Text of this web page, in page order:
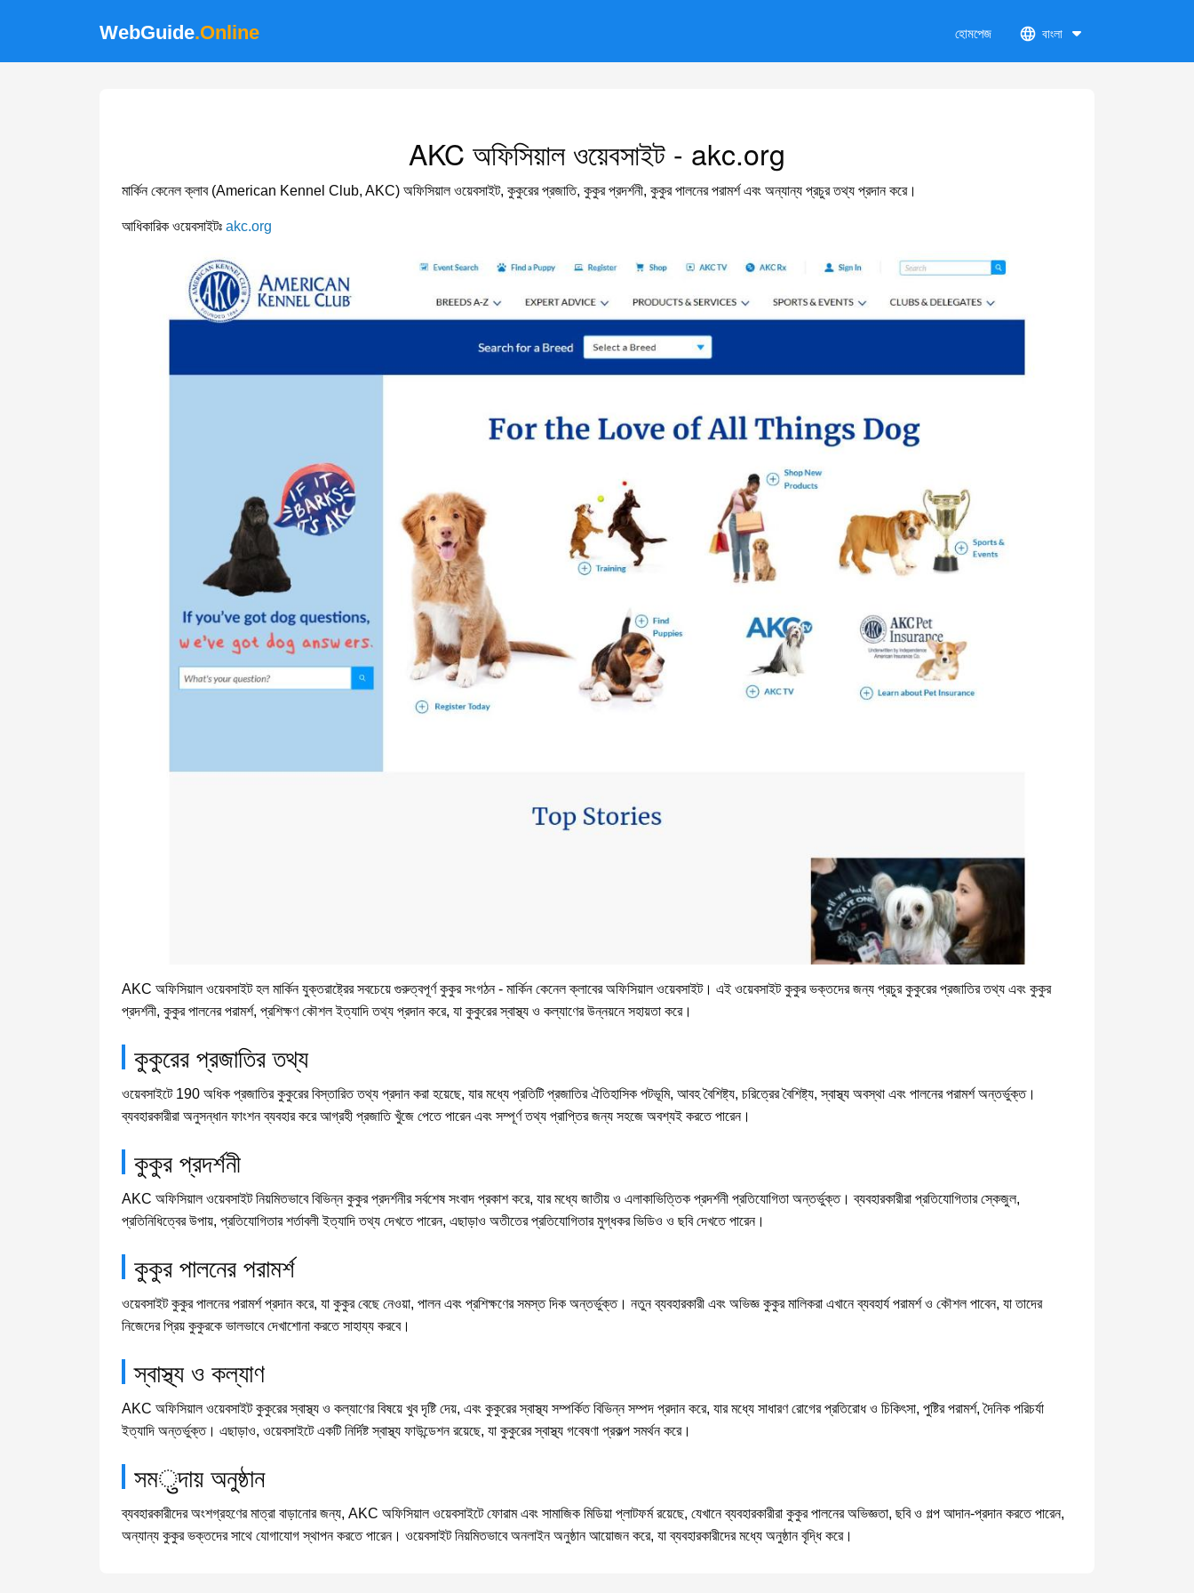
WebGuide.Online হোমপেজ বাংলা
AKC অফিসিয়াল ওয়েবসাইট - akc.org
মার্কিন কেনেল ক্লাব (American Kennel Club, AKC) অফিসিয়াল ওয়েবসাইট, কুকুরের প্রজাতি, কুকুর প্রদর্শনী, কুকুর পালনের পরামর্শ এবং অন্যান্য প্রচুর তথ্য প্রদান করে।
আধিকারিক ওয়েবসাইটঃ akc.org
AKC অফিসিয়াল ওয়েবসাইট হল মার্কিন যুক্তরাষ্ট্রের সবচেয়ে গুরুত্বপূর্ণ কুকুর সংগঠন - মার্কিন কেনেল ক্লাবের অফিসিয়াল ওয়েবসাইট। এই ওয়েবসাইট কুকুর ভক্তদের জন্য প্রচুর কুকুরের প্রজাতির তথ্য এবং কুকুর
প্রদর্শনী, কুকুর পালনের পরামর্শ, প্রশিক্ষণ কৌশল ইত্যাদি তথ্য প্রদান করে, যা কুকুরের স্বাস্থ্য ও কল্যাণের উন্নয়নে সহায়তা করে।
কুকুরের প্রজাতির তথ্য
ওয়েবসাইটে 190 অধিক প্রজাতির কুকুরের বিস্তারিত তথ্য প্রদান করা হয়েছে, যার মধ্যে প্রতিটি প্রজাতির ঐতিহাসিক পটভূমি, আবহ বৈশিষ্ট্য, চরিত্রের বৈশিষ্ট্য, স্বাস্থ্য অবস্থা এবং পালনের পরামর্শ অন্তর্ভুক্ত।
ব্যবহারকারীরা অনুসন্ধান ফাংশন ব্যবহার করে আগ্রহী প্রজাতি খুঁজে পেতে পারেন এবং সম্পূর্ণ তথ্য প্রাপ্তির জন্য সহজে অবশ্যই করতে পারেন।
কুকুর প্রদর্শনী
AKC অফিসিয়াল ওয়েবসাইট নিয়মিতভাবে বিভিন্ন কুকুর প্রদর্শনীর সর্বশেষ সংবাদ প্রকাশ করে, যার মধ্যে জাতীয় ও এলাকাভিত্তিক প্রদর্শনী প্রতিযোগিতা অন্তর্ভুক্ত। ব্যবহারকারীরা প্রতিযোগিতার স্কেজুল,
প্রতিনিধিত্বের উপায়, প্রতিযোগিতার শর্তাবলী ইত্যাদি তথ্য দেখতে পারেন, এছাড়াও অতীতের প্রতিযোগিতার মুগ্ধকর ভিডিও ও ছবি দেখতে পারেন।
কুকুর পালনের পরামর্শ
ওয়েবসাইট কুকুর পালনের পরামর্শ প্রদান করে, যা কুকুর বেছে নেওয়া, পালন এবং প্রশিক্ষণের সমস্ত দিক অন্তর্ভুক্ত। নতুন ব্যবহারকারী এবং অভিজ্ঞ কুকুর মালিকরা এখানে ব্যবহার্য পরামর্শ ও কৌশল পাবেন, যা তাদের
নিজেদের প্রিয় কুকুরকে ভালভাবে দেখাশোনা করতে সাহায্য করবে।
স্বাস্থ্য ও কল্যাণ
AKC অফিসিয়াল ওয়েবসাইট কুকুরের স্বাস্থ্য ও কল্যাণের বিষয়ে খুব দৃষ্টি দেয়, এবং কুকুরের স্বাস্থ্য সম্পর্কিত বিভিন্ন সম্পদ প্রদান করে, যার মধ্যে সাধারণ রোগের প্রতিরোধ ও চিকিৎসা, পুষ্টির পরামর্শ, দৈনিক পরিচর্যা
ইত্যাদি অন্তর্ভুক্ত। এছাড়াও, ওয়েবসাইটে একটি নির্দিষ্ট স্বাস্থ্য ফাউন্ডেশন রয়েছে, যা কুকুরের স্বাস্থ্য গবেষণা প্রকল্প সমর্থন করে।
সমुদায় অনুষ্ঠান
ব্যবহারকারীদের অংশগ্রহণের মাত্রা বাড়ানোর জন্য, AKC অফিসিয়াল ওয়েবসাইটে ফোরাম এবং সামাজিক মিডিয়া প্লাটফর্ম রয়েছে, যেখানে ব্যবহারকারীরা কুকুর পালনের অভিজ্ঞতা, ছবি ও গল্প আদান-প্রদান করতে পারেন,
অন্যান্য কুকুর ভক্তদের সাথে যোগাযোগ স্থাপন করতে পারেন। ওয়েবসাইট নিয়মিতভাবে অনলাইন অনুষ্ঠান আয়োজন করে, যা ব্যবহারকারীদের মধ্যে অনুষ্ঠান বৃদ্ধি করে।